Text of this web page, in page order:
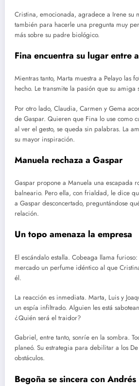
Cristina, emocionada, agradece a Irene su
también para hacerle una pregunta muy
más sobre su padre biológico.
Fina encuentra su lugar entre
Mientras tanto, Marta muestra a Pelayo las
hecho. Le transmite la pasión que su
Por otro lado, Claudia, Carmen y Gema
de Gaspar. Quieren que Fina lo use como
al ver el gesto, se queda sin palabras. La
su mayor inspiración.
Manuela rechaza a Gaspar
Gaspar propone a Manuela una escapada
balneario. Pero ella, con frialdad, le dice
a Gaspar desconcertado, preguntándose
relación.
Un topo amenaza la empresa
El escándalo estalla. Cobeaga llama
mercado un perfume idéntico al que
él.
La reacción es inmediata. Marta, Luis y
un espía infiltrado. Alguien les está
¿Quién será el traidor?
Gabriel, entre tanto, sonríe en la sombra.
planeó. Su estrategia para debilitar a los
obstáculos.
Begoña se sincera con Andrés